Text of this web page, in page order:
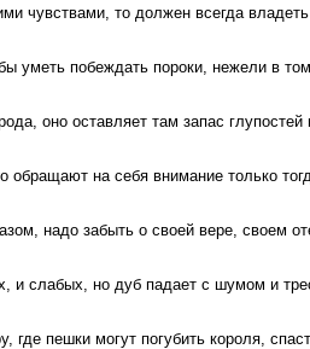
чувствами, то должен всегда
уметь побеждать пороки, нежели в
оно оставляет там запас глупостей
на себя внимание только
надо забыть о своей вере, своем
и слабых, но дуб падает с шумом и
пешки могут погубить короля,